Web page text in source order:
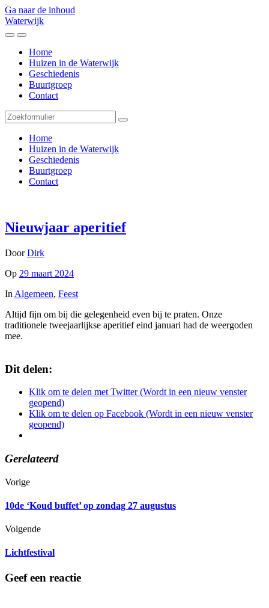
Ga naar de inhoud
Waterwijk
Toggle
mobiele
menu
Toggle
het
zoekveld
Home
Huizen in de Waterwijk
Geschiedenis
Buurtgroep
Contact
Zoeken
Home
Huizen in de Waterwijk
Geschiedenis
Buurtgroep
Contact
Nieuwjaar aperitief
DoorDirk
Op 29 maart 2024
In Algemeen, Feest
Altijd fijn om bij die gelegenheid even bij te praten. Onze
traditionele tweejaarlijkse aperitief eind januari had de weergoden
mee.
Dit delen:
Klik om te delen met Twitter (Wordt in een nieuw venster
geopend)
Klik om te delen op Facebook (Wordt in een nieuw venster
geopend)
Gerelateerd
Vorige
10de ‘Koud buffet’ op zondag 27 augustus
Volgende
Lichtfestival
Geef een reactie